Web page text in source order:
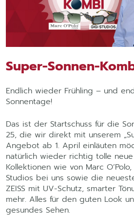
Super-Sonnen-
Endlich wieder Frühling – und
Sonnentage!
Das ist der Startschuss für die
25, die wir direkt mit unserem
Angebot ab 1. April einläuten
natürlich wieder richtig tolle
Kollektionen wie von Marc
Studios bei uns sowie die
ZEISS mit UV-Schutz, smarter
mehr. Alles für den guten Look
gesundes Sehen.